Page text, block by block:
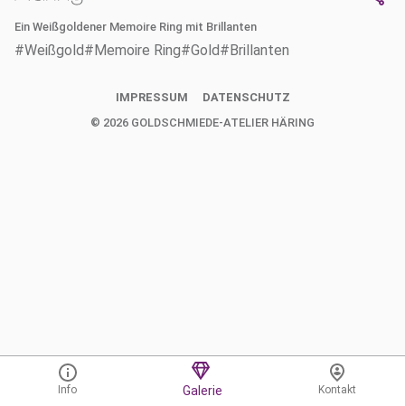
Ein Weißgoldener Memoire Ring mit Brillanten
#Weißgold#Memoire Ring#Gold#Brillanten
IMPRESSUM
DATENSCHUTZ
© 2026 GOLDSCHMIEDE-ATELIER HÄRING
Info Galerie Kontakt